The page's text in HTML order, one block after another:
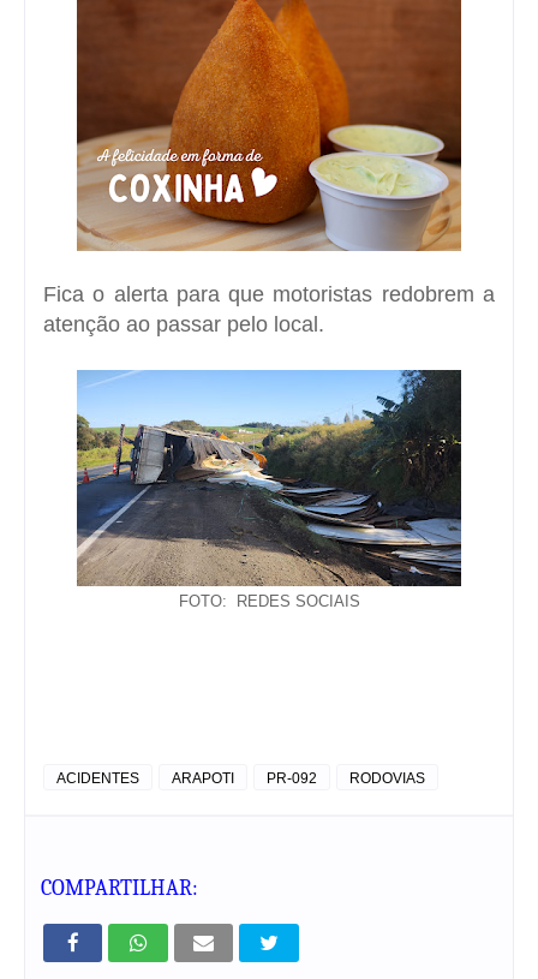
Fica o alerta para que motoristas redobrem a
atenção ao passar pelo local.
FOTO: REDES SOCIAIS
ACIDENTES ARAPOTI PR-092 RODOVIAS
COMPARTILHAR: